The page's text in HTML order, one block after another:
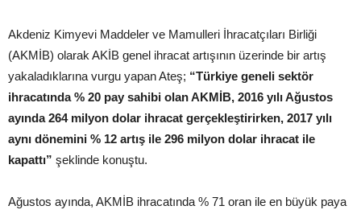
Akdeniz Kimyevi Maddeler ve Mamulleri İhracatçıları Birliği
(AKMİB) olarak AKİB genel ihracat artışının üzerinde bir artış
yakaladıklarına vurgu yapan Ateş; “Türkiye geneli sektör
ihracatında % 20 pay sahibi olan AKMİB, 2016 yılı Ağustos
ayında 264 milyon dolar ihracat gerçekleştirirken, 2017 yılı
aynı dönemini % 12 artış ile 296 milyon dolar ihracat ile
kapattı” şeklinde konuştu.
Ağustos ayında, AKMİB ihracatında % 71 oran ile en büyük paya